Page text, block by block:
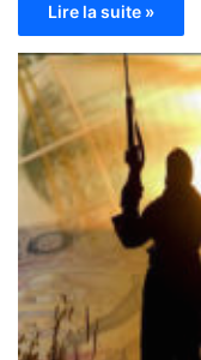
Lire la suite »